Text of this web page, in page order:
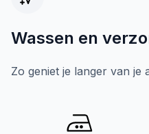
Wassen en
Zo geniet je langer van je